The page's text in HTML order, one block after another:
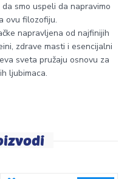
smo uspeli da napravimo
ovu filozofiju.
napravljena od najfinijih
zdrave masti i esencijalni
sveta pružaju osnovu za
ljubimaca.